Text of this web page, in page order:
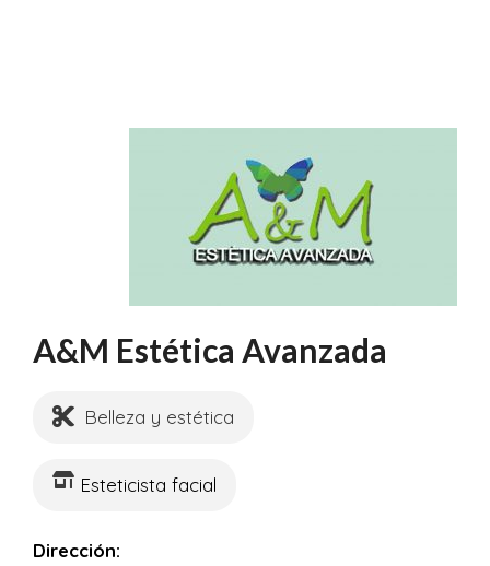
A&M Estética Avanzada
Belleza y estética
Esteticista facial
Dirección: